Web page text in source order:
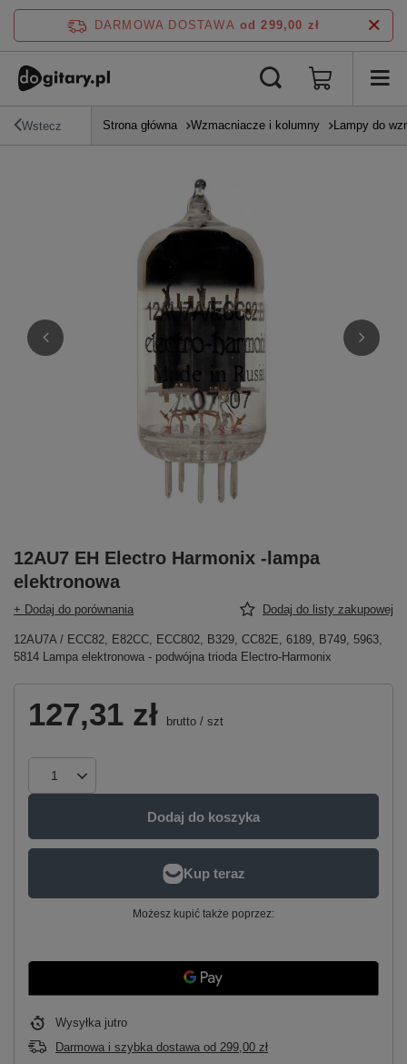
DARMOWA DOSTAWA od 299,00 zł
Wstecz Strona główna Wzmacniacze i kolumny Lampy do
12AU7 EH Electro Harmonix -lampa
elektronowa
+ Dodaj do porównania Dodaj do listy zakupowej
12AU7A / ECC82, E82CC, ECC802, B329, CC82E, 6189, B749, 5963,
5814 Lampa elektronowa - podwójna trioda Electro-Harmonix
127,31 zł brutto / szt
Dodaj do koszyka
Możesz kupić także poprzez:
Wysyłka jutro
Darmowa i szybka dostawa od 299,00 zł